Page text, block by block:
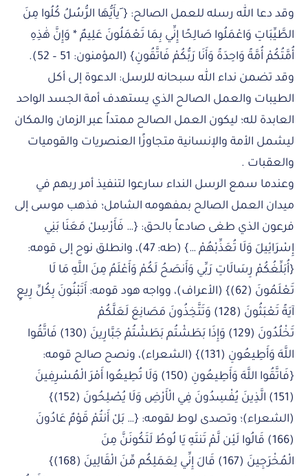
وقد دعا الله رسله للعمل الصالح: { َيأَيُّهَا الرُّسُلُ كُلُوا مِنَ
الطَّيِّبَاتِ وَاعْمَلُوا صَالِحًا إِنِّي بِمَا تَعْمَلُونَ عَلِيمٌ * وَإِنَّ هَٰذِهِ
أُمَّتُكُمْ أُمَّةً وَاحِدَةً وَأَنَا رَبُّكُمْ فَاتَّقُونِ} (المؤمنون: 51 – 52).
وقد تضمن نداء الله سبحانه للرسل: الدعوة إلى أكل
الطيبات والعمل الصالح الذي يستهدف أمة الجسد الواحد
العابدة لله؛ ليكون العمل الصالح ممتداً عبر الزمان والمكان
ليشمل الأمة والإنسانية متجاوزًا العنصريات والقوميات
والعقبات .
وعندما سمع الرسل النداء سارعوا لتنفيذ أمر ربهم في
ميدان العمل الصالح بمفهومه الشامل؛ فذهب موسى إلى
فرعون الذي طغى صادعاً بالحق: {… فَأَرْسِلْ مَعَنَا بَنِي
إِسْرَائِيلَ وَلَا تُعَذِّبْهُمْ …} (طه: 47)، وانطلق نوح إلى قومه:
{أُبَلِّغُكُمْ رِسَالَاتِ رَبِّي وَأَنصَحُ لَكُمْ وَأَعْلَمُ مِنَ اللَّهِ مَا لَا
تَعْلَمُونَ (62)} (الأعراف)، وواجه هود قومه: أَتَبْنُونَ بِكُلِّ رِيعٍ
آيَةً تَعْبَثُونَ (128) وَتَتَّخِذُونَ مَصَانِعَ لَعَلَّكُمْ
تَخْلُدُونَ (129) وَإِذَا بَطَشْتُم بَطَشْتُمْ جَبَّارِينَ (130) فَاتَّقُوا
اللَّهَ وَأَطِيعُونِ (131)} (الشعراء)، ونصح صالح قومه:
{فَاتَّقُوا اللَّهَ وَأَطِيعُونِ (150) وَلَا تُطِيعُوا أَمْرَ الْمُسْرِفِينَ
(151) الَّذِينَ يُفْسِدُونَ فِي الْأَرْضِ وَلَا يُصْلِحُونَ (152)}
(الشعراء)؛ وتصدى لوط لقومه: {… بَلْ أَنتُمْ قَوْمٌ عَادُونَ
(166) قَالُوا لَئِن لَّمْ تَنتَهِ يَا لُوطُ لَتَكُونَنَّ مِنَ
الْمُخْرَجِينَ (167) قَالَ إِنِّي لِعَمَلِكُم مِّنَ الْقَالِينَ (168)}